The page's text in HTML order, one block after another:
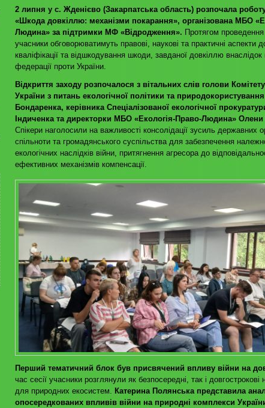
2 липня у с. Жденієво (Закарпатська область) розпочала
«Шкода довкіллю: механізми покарання», організована МБО
Людина» за підтримки МФ «Відродження». Протягом проведення
учасники обговорюватимуть правові, наукові та практичні аспекти
кваліфікації та відшкодування шкоди, завданої довкіллю внаслідок
федерації проти України.
Відкриття заходу розпочалося з вітальних слів голови
України з питань екологічної політики та
Бондаренка, керівника Спеціалізованої екологічної
Індиченка та директорки МБО «Екологія-Право-Людина»
Спікери наголосили на важливості консолідації зусиль державних
спільноти та громадянського суспільства для забезпечення
екологічних наслідків війни, притягнення агресора до
ефективних механізмів компенсації.
Перший тематичний блок був присвячений впливу війни на
час сесії учасники розглянули як безпосередні, так і довгострокові
для природних екосистем. Катерина Полянська представила
опосередкованих впливів війни на природні комплекси